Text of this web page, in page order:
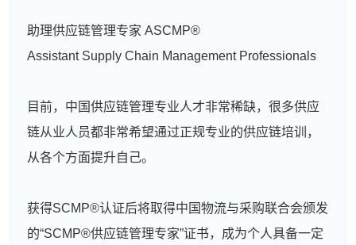
助理供应链管理专家 ASCMP®
Assistant Supply Chain Management Professionals
目前，中国供应链管理专业人才非常稀缺，很多供应
链从业人员都非常希望通过正规专业的供应链培训，
从各个方面提升自己。
获得SCMP®认证后将取得中国物流与采购联合会颁发
的“SCMP®供应链管理专家”证书，成为个人具备一定